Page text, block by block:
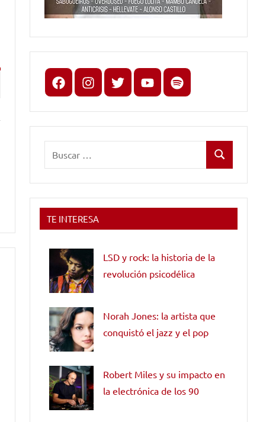
FacebookInstagram
X youtubespotify
Buscar
TE INTERESA
LSD y rock: la historia de la
revolución psicodélica
Norah Jones: la artista que
conquistó el jazz y el pop
Robert Miles y su impacto en
la electrónica de los 90